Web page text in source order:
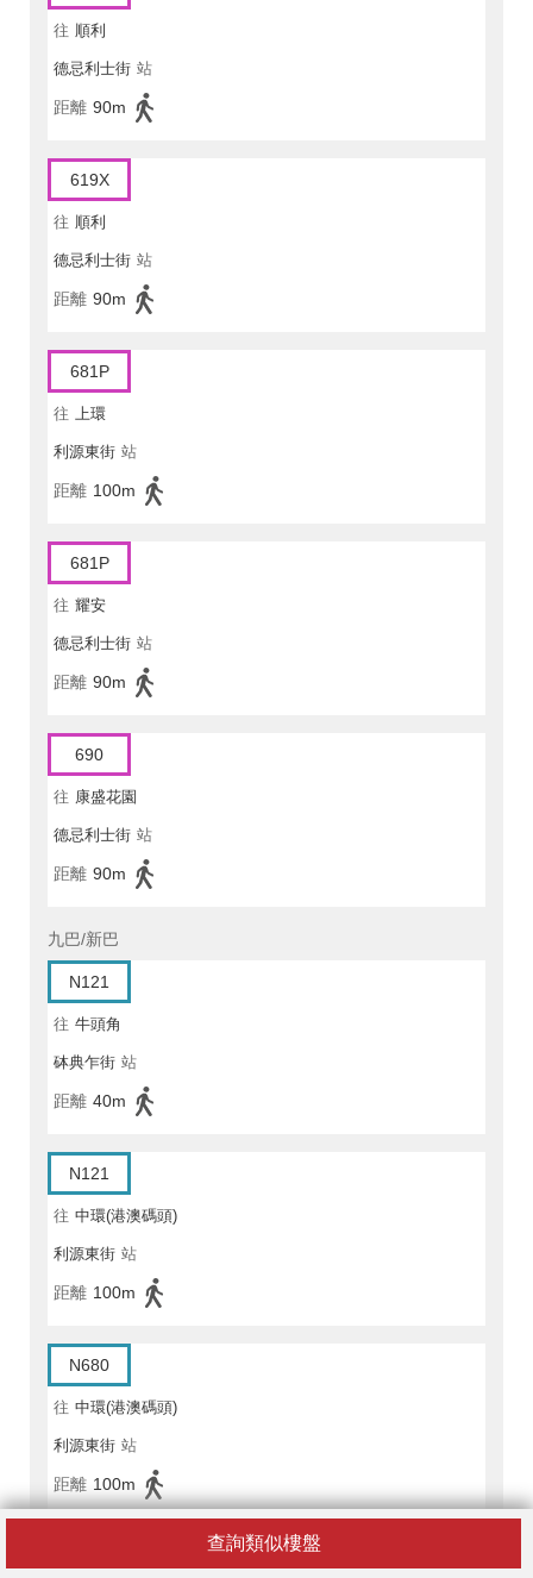
查詢類似樓盤
往 順利
德忌利士街 站
距離 90m
619X
往 順利
德忌利士街 站
距離 90m
681P
往 上環
利源東街 站
距離 100m
681P
往 耀安
德忌利士街 站
距離 90m
690
往 康盛花園
德忌利士街 站
距離 90m
九巴/新巴
N121
往 牛頭角
砵典乍街 站
距離 40m
N121
往 中環(港澳碼頭)
利源東街 站
距離 100m
N680
往 中環(港澳碼頭)
利源東街 站
距離 100m